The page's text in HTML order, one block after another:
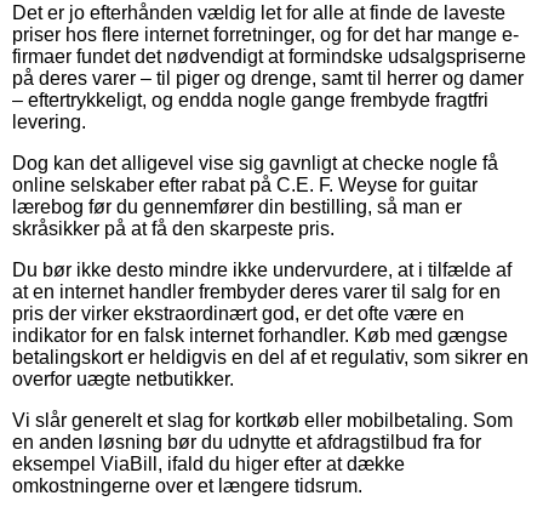
Det er jo efterhånden vældig let for alle at finde de laveste
priser hos flere internet forretninger, og for det har mange e-
firmaer fundet det nødvendigt at formindske udsalgspriserne
på deres varer – til piger og drenge, samt til herrer og damer
– eftertrykkeligt, og endda nogle gange frembyde fragtfri
levering.
Dog kan det alligevel vise sig gavnligt at checke nogle få
online selskaber efter rabat på C.E. F. Weyse for guitar
lærebog før du gennemfører din bestilling, så man er
skråsikker på at få den skarpeste pris.
Du bør ikke desto mindre ikke undervurdere, at i tilfælde af
at en internet handler frembyder deres varer til salg for en
pris der virker ekstraordinært god, er det ofte være en
indikator for en falsk internet forhandler. Køb med gængse
betalingskort er heldigvis en del af et regulativ, som sikrer en
overfor uægte netbutikker.
Vi slår generelt et slag for kortkøb eller mobilbetaling. Som
en anden løsning bør du udnytte et afdragstilbud fra for
eksempel ViaBill, ifald du higer efter at dække
omkostningerne over et længere tidsrum.